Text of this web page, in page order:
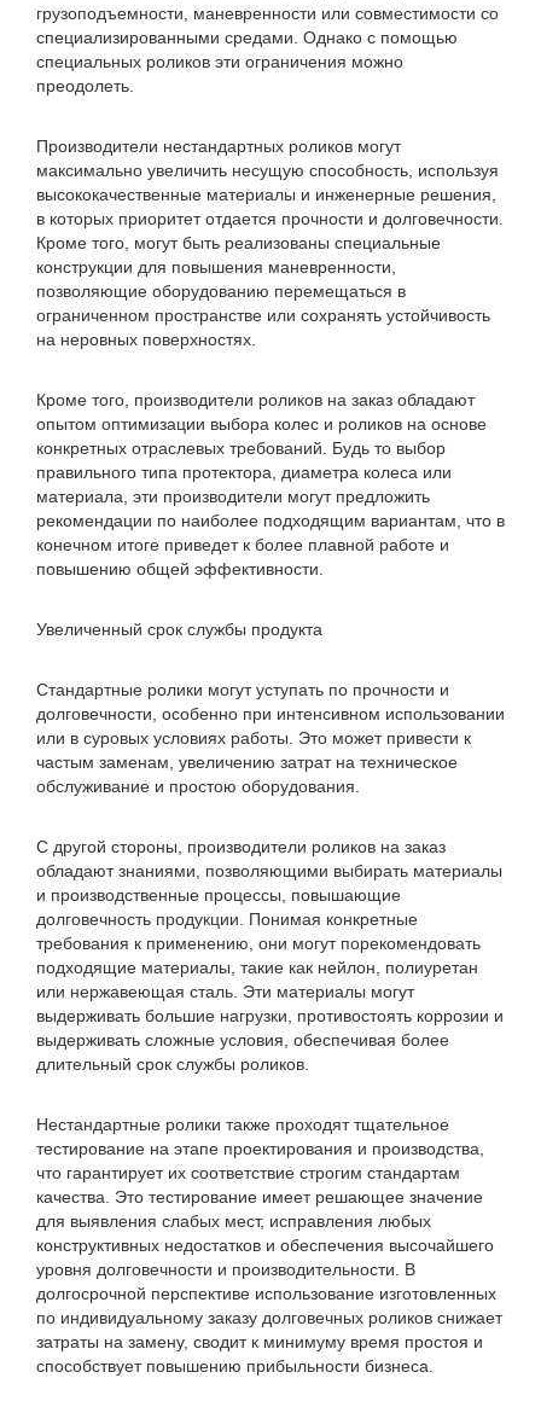
грузоподъемности, маневренности или совместимости со
специализированными средами. Однако с помощью
специальных роликов эти ограничения можно
преодолеть.
Производители нестандартных роликов могут
максимально увеличить несущую способность, используя
высококачественные материалы и инженерные решения,
в которых приоритет отдается прочности и долговечности.
Кроме того, могут быть реализованы специальные
конструкции для повышения маневренности,
позволяющие оборудованию перемещаться в
ограниченном пространстве или сохранять устойчивость
на неровных поверхностях.
Кроме того, производители роликов на заказ обладают
опытом оптимизации выбора колес и роликов на основе
конкретных отраслевых требований. Будь то выбор
правильного типа протектора, диаметра колеса или
материала, эти производители могут предложить
рекомендации по наиболее подходящим вариантам, что в
конечном итоге приведет к более плавной работе и
повышению общей эффективности.
Увеличенный срок службы продукта
Стандартные ролики могут уступать по прочности и
долговечности, особенно при интенсивном использовании
или в суровых условиях работы. Это может привести к
частым заменам, увеличению затрат на техническое
обслуживание и простою оборудования.
С другой стороны, производители роликов на заказ
обладают знаниями, позволяющими выбирать материалы
и производственные процессы, повышающие
долговечность продукции. Понимая конкретные
требования к применению, они могут порекомендовать
подходящие материалы, такие как нейлон, полиуретан
или нержавеющая сталь. Эти материалы могут
выдерживать большие нагрузки, противостоять коррозии и
выдерживать сложные условия, обеспечивая более
длительный срок службы роликов.
Нестандартные ролики также проходят тщательное
тестирование на этапе проектирования и производства,
что гарантирует их соответствие строгим стандартам
качества. Это тестирование имеет решающее значение
для выявления слабых мест, исправления любых
конструктивных недостатков и обеспечения высочайшего
уровня долговечности и производительности. В
долгосрочной перспективе использование изготовленных
по индивидуальному заказу долговечных роликов снижает
затраты на замену, сводит к минимуму время простоя и
способствует повышению прибыльности бизнеса.